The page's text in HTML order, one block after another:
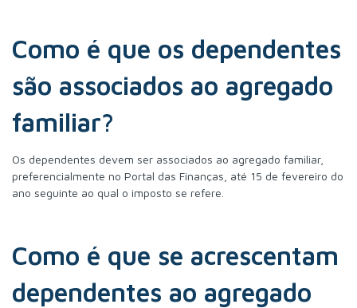
Como é que os dependentes
são associados ao agregado
familiar?
Os dependentes devem ser associados ao agregado familiar,
preferencialmente no Portal das Finanças, até 15 de fevereiro do
ano seguinte ao qual o imposto se refere.
Como é que se acrescentam
dependentes ao agregado